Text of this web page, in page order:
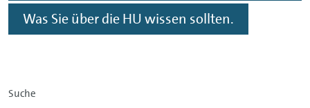
Was Sie über die HU wissen sollten.
Suche